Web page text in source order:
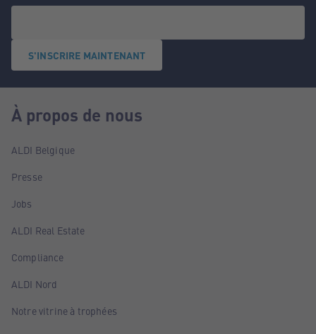
S'INSCRIRE MAINTENANT
À propos de nous
ALDI Belgique
Presse
Jobs
ALDI Real Estate
Compliance
ALDI Nord
Notre vitrine à trophées